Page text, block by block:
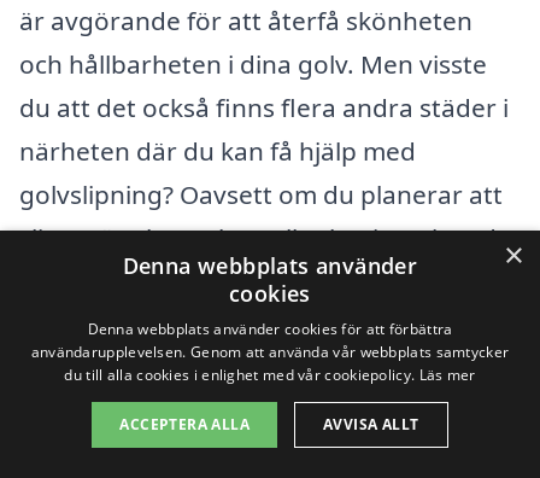
är avgörande för att återfå skönheten
och hållbarheten i dina golv. Men visste
du att det också finns flera andra städer i
närheten där du kan få hjälp med
golvslipning? Oavsett om du planerar att
slipa trägolv, parkett eller laminat, kan du
enkelt få tillgång till professionella
tjänster i dessa områden:
Linköping
×
Denna webbplats använder
cookies
Denna webbplats använder cookies för att förbättra
användarupplevelsen. Genom att använda vår webbplats samtycker
du till alla cookies i enlighet med vår cookiepolicy. Läs mer
ACCEPTERA ALLA AVVISA ALLT